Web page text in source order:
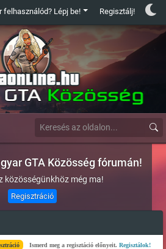
felhasználód? Lépj be! Regisztálj!
GTA Közösség fórumán!
közösségünkhöz még ma!
Regisztráció
Ismerd meg a regisztáció előnyeit.Regisztálok!